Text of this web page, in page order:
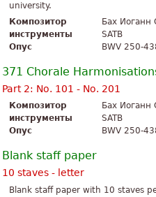
university.
Композитор
Бах Иоганн
инструменты
SATB
Опус
BWV 250-
371 Chorale
Part 2: No. 101 - No. 201
Композитор
Бах Иоганн
инструменты
SATB
Опус
BWV 250-
Blank staff paper
10 staves - letter
Blank staff paper with 10 staves